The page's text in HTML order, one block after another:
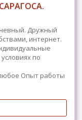
Дружный
интернет.
по
Опыт работы